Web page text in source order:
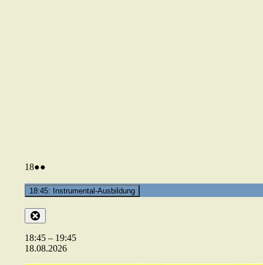
1818.08.2026
●●
18:45: Instrumental-Ausbildung
18:45 – 19:45
18.08.2026